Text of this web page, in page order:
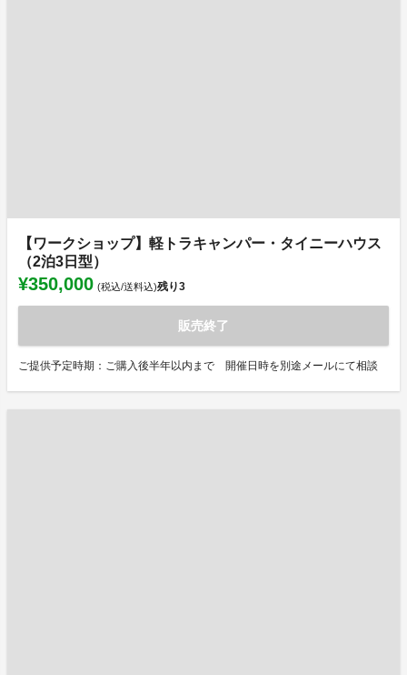
【ワークショップ】軽トラキャンパー・タイニーハウス
（2泊3日型）
¥350,000 (税込/送料込)残り3
販売終了
ご提供予定時期：ご購入後半年以内まで 開催日時を別途メールにて相談